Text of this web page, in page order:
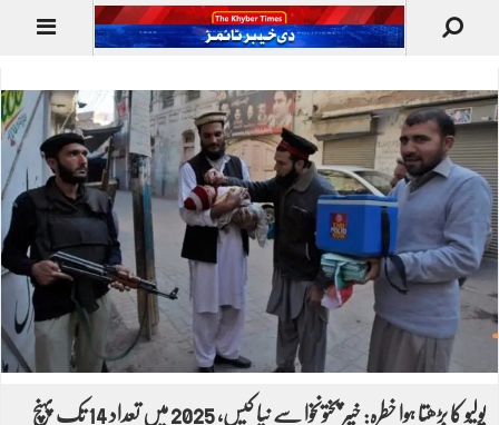
پولیو کا بڑھتا ہوا خطرہ: خیبر پختونخوا سے نیا کیس، 2025 میں تعداد 14 تک پہنچ